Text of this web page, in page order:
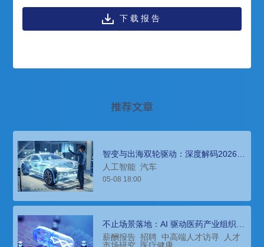
下载报告
推荐文章
智变与出海双轮驱动：深度解码2026汽
车人才“新战局”
人工智能 汽车
05-08 18:00
不止场景落地：AI 驱动医药产业组织深
层变革
薪酬报告 招聘 中高端人才访寻
人才